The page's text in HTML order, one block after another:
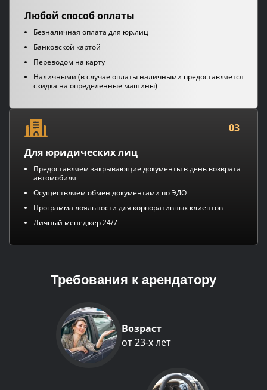
Любой способ оплаты
Безналичная оплата для юр.лиц
Банковской картой
Переводом на карту
Наличными (в случае оплаты наличными предоставляется
скидка на определенные машины)
03
Для юридических лиц
Предоставляем закрывающие документы в день возврата
автомобиля
Осуществляем обмен документами по ЭДО
Программа лояльности для корпоративных клиентов
Личный менеджер 24/7
Требования к арендатору
Возраст
от 23-х лет